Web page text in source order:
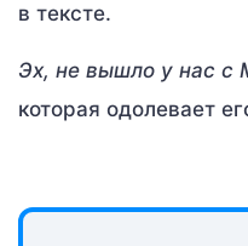
в тексте.
Эх, не вышло у нас с
которая одолевает